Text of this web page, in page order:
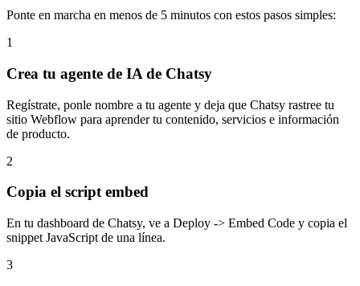
Ponte en marcha en menos de 5 minutos con estos pasos simples:
1
Crea tu agente de IA de Chatsy
Regístrate, ponle nombre a tu agente y deja que Chatsy rastree tu
sitio Webflow para aprender tu contenido, servicios e información
de producto.
2
Copia el script embed
En tu dashboard de Chatsy, ve a Deploy -> Embed Code y copia el
snippet JavaScript de una línea.
3